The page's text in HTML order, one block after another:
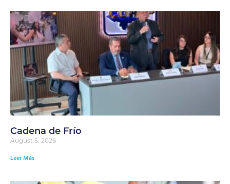
Cadena de Frío
August 5, 2026
Leer Más